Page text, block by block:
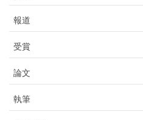
報道
受賞
論文
執筆